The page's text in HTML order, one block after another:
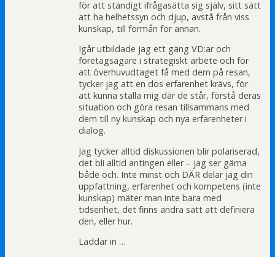
för att ständigt ifrågasätta sig själv, sitt sätt
att ha helhetssyn och djup, avstå från viss
kunskap, till förmån för annan.
Igår utbildade jag ett gäng VD:ar och
företagsägare i strategiskt arbete och för
att överhuvudtaget få med dem på resan,
tycker jag att en dos erfarenhet krävs, för
att kunna ställa mig där de står, förstå deras
situation och göra resan tillsammans med
dem till ny kunskap och nya erfarenheter i
dialog.
Jag tycker alltid diskussionen blir polariserad,
det bli alltid antingen eller – jag ser gärna
både och. Inte minst och DÄR delar jag din
uppfattning, erfarenhet och kompetens (inte
kunskap) mäter man inte bara med
tidsenhet, det finns andra sätt att definiera
den, eller hur.
Laddar in …